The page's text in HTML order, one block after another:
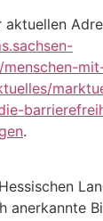
.
anerkannte